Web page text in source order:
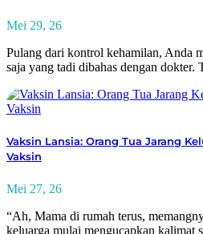
Mei 29, 26
Pulang dari kontrol kehamilan, Anda
saja yang tadi dibahas dengan dokter.
Vaksin Lansia: Orang Tua Jarang
Vaksin
Mei 27, 26
“Ah, Mama di rumah terus,
keluarga mulai mengucapkan kalimat